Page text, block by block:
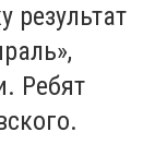
результат
Ребят